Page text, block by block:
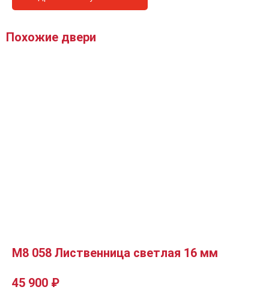
Похожие двери
М8 058 Лиственница светлая 16 мм
45 900 ₽